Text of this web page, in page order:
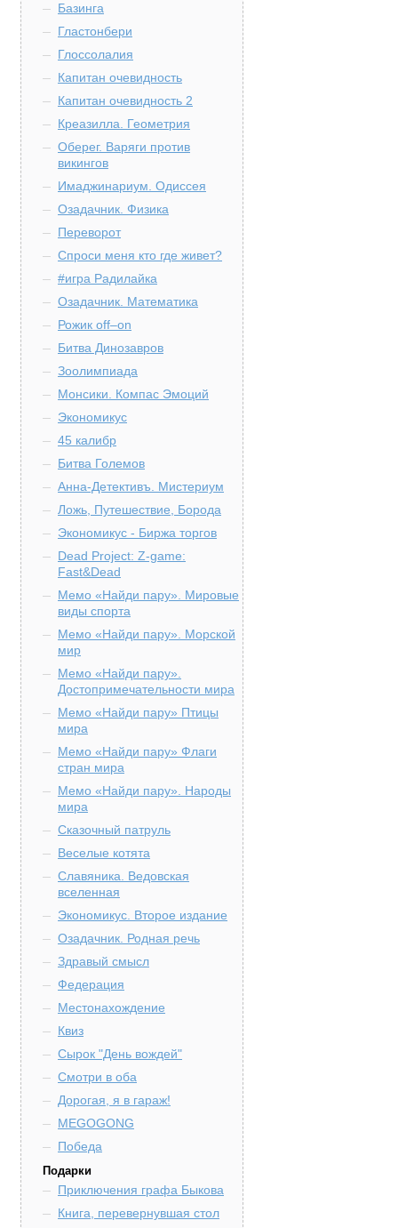
Базинга
Гластонбери
Глоссолалия
Капитан очевидность
Капитан очевидность 2
Креазилла. Геометрия
Оберег. Варяги против
викингов
Имаджинариум. Одиссея
Озадачник. Физика
Переворот
Спроси меня кто где живет?
#игра Радилайка
Озадачник. Математика
Рожик off–on
Битва Динозавров
Зоолимпиада
Монсики. Компас Эмоций
Экономикус
45 калибр
Битва Големов
Анна-Детективъ. Мистериум
Ложь, Путешествие, Борода
Экономикус - Биржа торгов
Dead Project: Z-game:
Fast&Dead
Мемо «Найди пару». Мировые
виды спорта
Мемо «Найди пару». Морской
мир
Мемо «Найди пару».
Достопримечательности мира
Мемо «Найди пару» Птицы
мира
Мемо «Найди пару» Флаги
стран мира
Мемо «Найди пару». Народы
мира
Сказочный патруль
Веселые котята
Славяника. Ведовская
вселенная
Экономикус. Второе издание
Озадачник. Родная речь
Здравый смысл
Федерация
Местонахождение
Квиз
Сырок "День вождей"
Смотри в оба
Дорогая, я в гараж!
MEGOGONG
Победа
Подарки
Приключения графа Быкова
Книга, перевернувшая стол